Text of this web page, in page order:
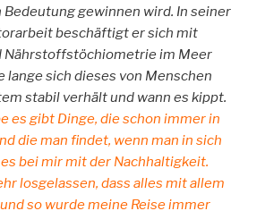
gewinnen wird. In seiner
beschäftigt er sich mit
Nährstoffstöchiometrie im Meer
lange sich dieses von Menschen
stabil verhält und wann es kippt.
es gibt Dinge, die schon immer in
die man findet, wenn man in sich
bei mir mit der Nachhaltigkeit.
losgelassen, dass alles mit allem
so wurde meine Reise immer